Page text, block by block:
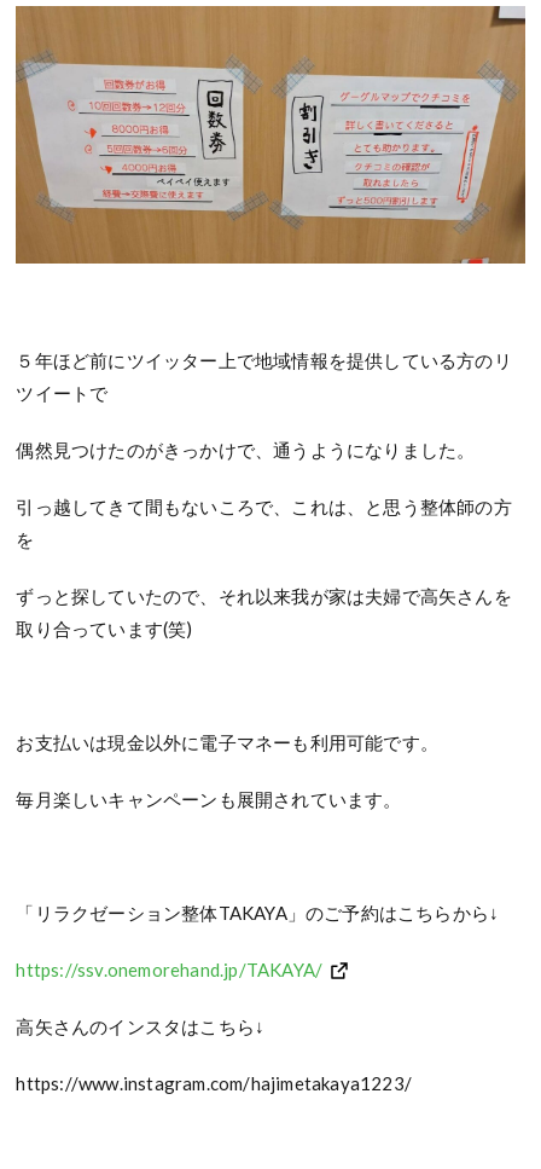
５年ほど前にツイッター上で地域情報を提供している方のリ
ツイートで
偶然見つけたのがきっかけで、通うようになりました。
引っ越してきて間もないころで、これは、と思う整体師の方
を
ずっと探していたので、それ以来我が家は夫婦で高矢さんを
取り合っています(笑)
お支払いは現金以外に電子マネーも利用可能です。
毎月楽しいキャンペーンも展開されています。
「リラクゼーション整体TAKAYA」のご予約はこちらから↓
https://ssv.onemorehand.jp/TAKAYA/
高矢さんのインスタはこちら↓
https://www.instagram.com/hajimetakaya1223/